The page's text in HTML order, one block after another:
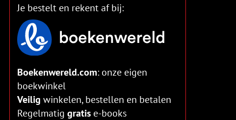
Je bestelt en rekent af bij:
Boekenwereld.com: onze eigen
boekwinkel
Veilig winkelen, bestellen en betalen
Regelmatig gratis e-books